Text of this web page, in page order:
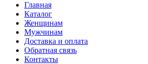
Главная
Каталог
Женщинам
Мужчинам
Доставка и оплата
Обратная связь
Контакты